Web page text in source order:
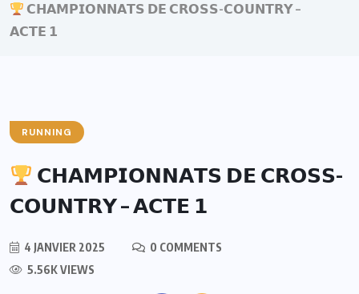
𝗖𝗛𝗔𝗠𝗣𝗜𝗢𝗡𝗡𝗔𝗧𝗦 𝗗𝗘 𝗖𝗥𝗢𝗦𝗦-𝗖𝗢𝗨𝗡𝗧𝗥𝗬 –
𝗔𝗖𝗧𝗘 𝟭
RUNNING
𝗖𝗛𝗔𝗠𝗣𝗜𝗢𝗡𝗡𝗔𝗧𝗦 𝗗𝗘 𝗖𝗥𝗢𝗦𝗦-
𝗖𝗢𝗨𝗡𝗧𝗥𝗬 – 𝗔𝗖𝗧𝗘 𝟭
4 JANVIER 2025
0 COMMENTS
5.56K VIEWS